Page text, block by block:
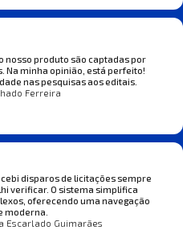
nosso produto são captadas por
Na minha opinião, está perfeito!
nas pesquisas aos editais.
Ferreira
disparos de licitações sempre
verificar. O sistema simplifica
oferecendo uma navegação
moderna.
Escarlado Guimarães